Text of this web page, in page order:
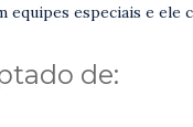
equipes especiais e ele
de: